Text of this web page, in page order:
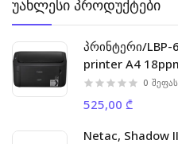
უახლესი პროდუქტები
პრინტერი/LBP-
printer A4
5000p/m
0
525,00 ₾
Netac, Shadow